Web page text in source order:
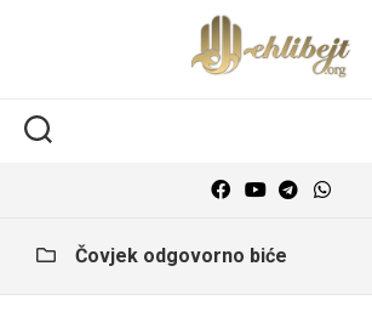
Čovjek odgovorno biće